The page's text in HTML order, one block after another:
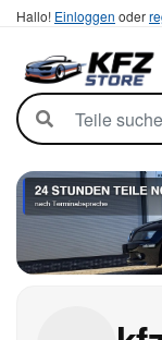
Hallo! Einloggen oder